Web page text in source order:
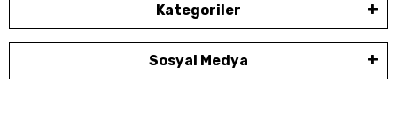
Kategoriler
Sosyal Medya